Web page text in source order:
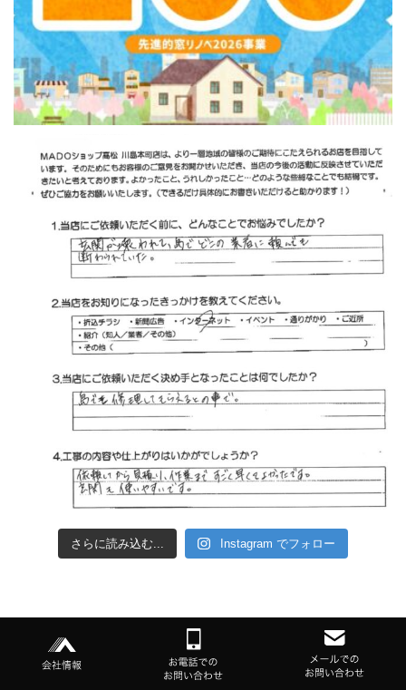
さらに読み込む... Instagram でフォロー
Inquiry